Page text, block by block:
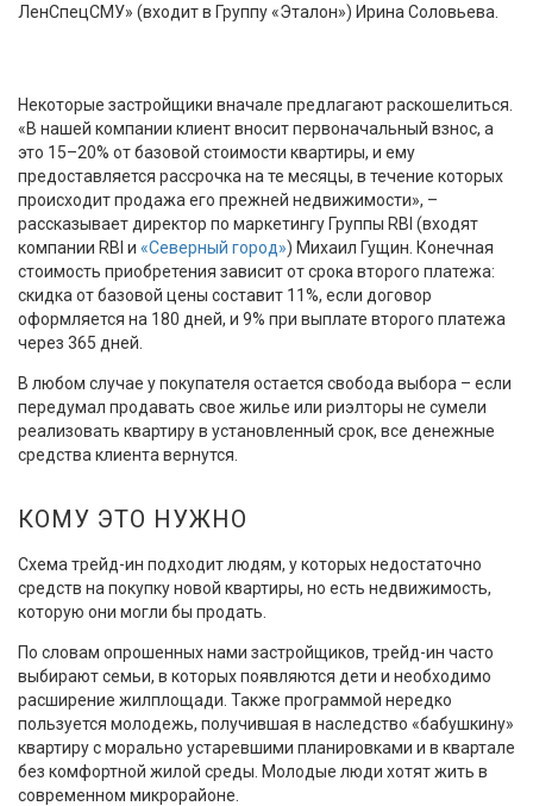
ЛенСпецСМУ» (входит в Группу «Эталон») Ирина Соловьева.
Некоторые застройщики вначале предлагают раскошелиться.
«В нашей компании клиент вносит первоначальный взнос, а
это 15–20% от базовой стоимости квартиры, и ему
предоставляется рассрочка на те месяцы, в течение которых
происходит продажа его прежней недвижимости», –
рассказывает директор по маркетингу Группы RBI (входят
компании RBI и «Северный город») Михаил Гущин. Конечная
стоимость приобретения зависит от срока второго платежа:
скидка от базовой цены составит 11%, если договор
оформляется на 180 дней, и 9% при выплате второго платежа
через 365 дней.
В любом случае у покупателя остается свобода выбора – если
передумал продавать свое жилье или риэлторы не сумели
реализовать квартиру в установленный срок, все денежные
средства клиента вернутся.
КОМУ ЭТО НУЖНО
Схема трейд-ин подходит людям, у которых недостаточно
средств на покупку новой квартиры, но есть недвижимость,
которую они могли бы продать.
По словам опрошенных нами застройщиков, трейд-ин часто
выбирают семьи, в которых появляются дети и необходимо
расширение жилплощади. Также программой нередко
пользуется молодежь, получившая в наследство «бабушкину»
квартиру с морально устаревшими планировками и в квартале
без комфортной жилой среды. Молодые люди хотят жить в
современном микрорайоне.